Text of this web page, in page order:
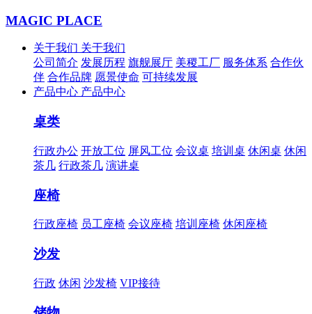
MAGIC PLACE
关于我们 关于我们
公司简介 发展历程 旗舰展厅 美稷工厂 服务体系 合作伙
伴 合作品牌 愿景使命 可持续发展
产品中心 产品中心
桌类
行政办公 开放工位 屏风工位 会议桌 培训桌 休闲桌 休闲
茶几 行政茶几 演讲桌
座椅
行政座椅 员工座椅 会议座椅 培训座椅 休闲座椅
沙发
行政 休闲 沙发椅 VIP接待